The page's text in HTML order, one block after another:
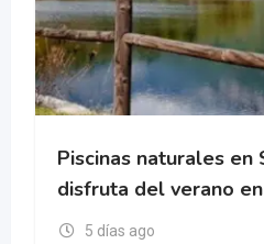
Piscinas naturales en
disfruta del verano
5 días ago